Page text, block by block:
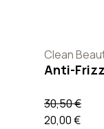
Clean
Anti-
30,50 €
20,00 €